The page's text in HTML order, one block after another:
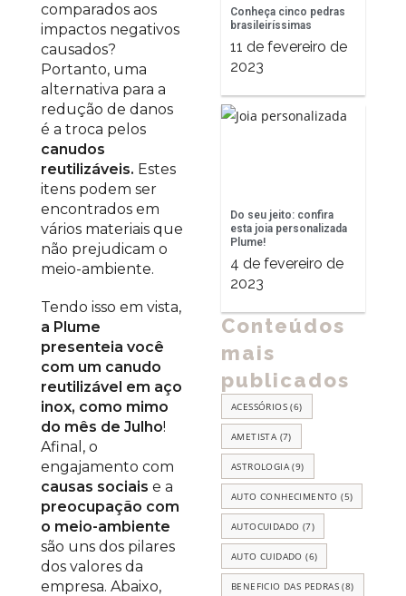
comparados aos
impactos negativos
causados?
Portanto, uma
alternativa para a
redução de danos
é a troca pelos
canudos
reutilizáveis. Estes
itens podem ser
encontrados em
vários materiais que
não prejudicam o
meio-ambiente.
Tendo isso em vista,
a Plume
presenteia você
com um canudo
reutilizável em aço
inox, como mimo
do mês de Julho!
Afinal, o
engajamento com
causas sociais e a
preocupação com
o meio-ambiente
são uns dos pilares
dos valores da
empresa. Abaixo,
Conheça cinco pedras
brasileiríssimas
11 de fevereiro de
2023
Do seu jeito: confira
esta joia personalizada
Plume!
4 de fevereiro de
2023
Conteúdos
mais
publicados
ACESSÓRIOS (6)
AMETISTA (7)
ASTROLOGIA (9)
AUTO CONHECIMENTO (5)
AUTOCUIDADO (7)
AUTO CUIDADO (6)
BENEFICIO DAS PEDRAS (8)